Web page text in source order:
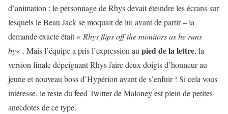
d’animation : le personnage de Rhys devait éteindre les écrans sur
lesquels le Beau Jack se moquait de lui avant de partir – la
demande exacte était « Rhys flips off the monitors as he runs
by« . Mais l’équipe a pris l’expression au pied de la lettre, la
version finale dépeignant Rhys faire deux doigts d’honneur au
jeune et nouveau boss d’Hypérion avant de s’enfuir ! Si cela vous
intéresse, le reste du feed Twitter de Maloney est plein de petites
anecdotes de ce type.